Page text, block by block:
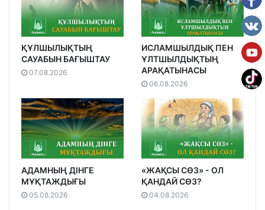
ҚҰЛШЫЛЫҚТЫҢ
САУАБЫН БАҒЫШТАУ
07.08.2026
ИСЛАМШЫЛДЫҚ ПЕН
ҰЛТШЫЛДЫҚТЫҢ
АРАҚАТЫНАСЫ
06.08.2026
АДАМНЫҢ ДІНГЕ
МҰҚТАЖДЫҒЫ
05.08.2026
«ЖАҚСЫ СӨЗ» - ОЛ
ҚАНДАЙ СӨЗ?
04.08.2026